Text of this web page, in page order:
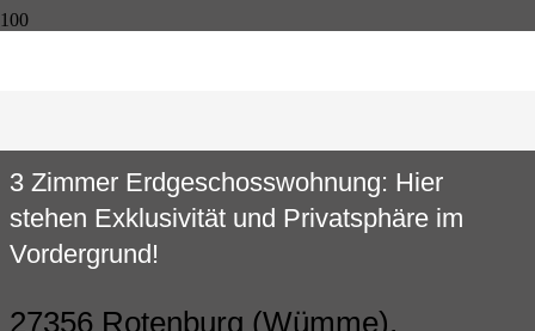
3 Zimmer Erdgeschosswohnung: Hier
stehen Exklusivität und Privatsphäre im
Vordergrund!
27356 Rotenburg (Wümme),